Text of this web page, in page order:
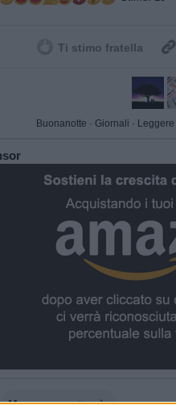
Ti stimo fratella 
Buonanotte · Giornali · Leggere